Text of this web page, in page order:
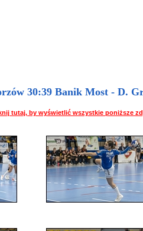
30:39 Banik Most - D.
tutaj, by wyświetlić wszystkie poniższe